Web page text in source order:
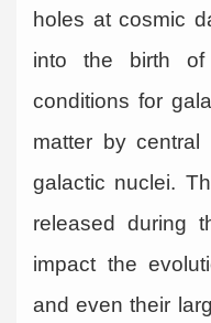
holes at cosmic
into the birth of
conditions for
matter by
galactic nuclei.
released during
impact the
and even their